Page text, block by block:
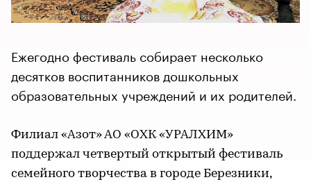
Ежегодно фестиваль собирает несколько
десятков воспитанников дошкольных
образовательных учреждений и их родителей.
Филиал «Азот» АО «ОХК «УРАЛХИМ»
поддержал четвертый открытый фестиваль
семейного творчества в городе Березники,